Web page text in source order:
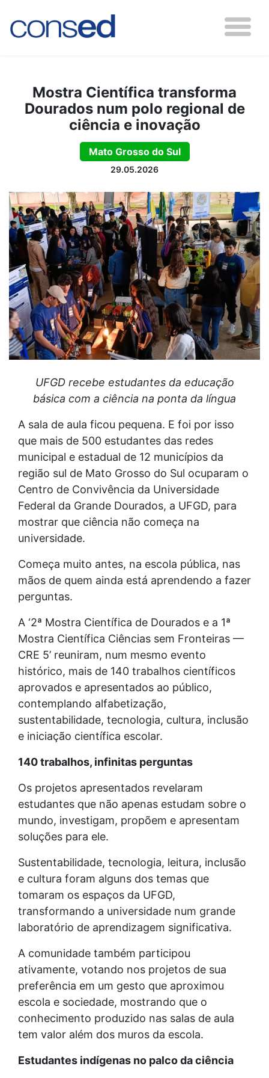
Mostra Científica transforma
Dourados num polo regional de
ciência e inovação
Mato Grosso do Sul
29.05.2026
UFGD recebe estudantes da educação
básica com a ciência na ponta da língua
A sala de aula ficou pequena. E foi por isso
que mais de 500 estudantes das redes
municipal e estadual de 12 municípios da
região sul de Mato Grosso do Sul ocuparam o
Centro de Convivência da Universidade
Federal da Grande Dourados, a UFGD, para
mostrar que ciência não começa na
universidade.
Começa muito antes, na escola pública, nas
mãos de quem ainda está aprendendo a fazer
perguntas.
A ‘2ª Mostra Científica de Dourados e a 1ª
Mostra Científica Ciências sem Fronteiras —
CRE 5’ reuniram, num mesmo evento
histórico, mais de 140 trabalhos científicos
aprovados e apresentados ao público,
contemplando alfabetização,
sustentabilidade, tecnologia, cultura, inclusão
e iniciação científica escolar.
140 trabalhos, infinitas perguntas
Os projetos apresentados revelaram
estudantes que não apenas estudam sobre o
mundo, investigam, propõem e apresentam
soluções para ele.
Sustentabilidade, tecnologia, leitura, inclusão
e cultura foram alguns dos temas que
tomaram os espaços da UFGD,
transformando a universidade num grande
laboratório de aprendizagem significativa.
A comunidade também participou
ativamente, votando nos projetos de sua
preferência em um gesto que aproximou
escola e sociedade, mostrando que o
conhecimento produzido nas salas de aula
tem valor além dos muros da escola.
Estudantes indígenas no palco da ciência